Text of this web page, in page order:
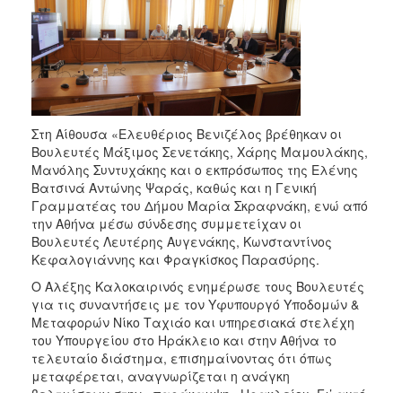
Στη Αίθουσα «Ελευθέριος Βενιζέλος βρέθηκαν οι
Βουλευτές Μάξιμος Σενετάκης, Χάρης Μαμουλάκης,
Μανόλης Συντυχάκης και ο εκπρόσωπος της Ελένης
Βατσινά Αντώνης Ψαράς, καθώς και η Γενική
Γραμματέας του Δήμου Μαρία Σκραφνάκη, ενώ από
την Αθήνα μέσω σύνδεσης συμμετείχαν οι
Βουλευτές Λευτέρης Αυγενάκης, Κωνσταντίνος
Κεφαλογιάννης και Φραγκίσκος Παρασύρης.
Ο Αλέξης Καλοκαιρινός ενημέρωσε τους Βουλευτές
για τις συναντήσεις με τον Υφυπουργό Υποδομών &
Μεταφορών Νίκο Ταχιάο και υπηρεσιακά στελέχη
του Υπουργείου στο Ηράκλειο και στην Αθήνα το
τελευταίο διάστημα, επισημαίνοντας ότι όπως
μεταφέρεται, αναγνωρίζεται η ανάγκη